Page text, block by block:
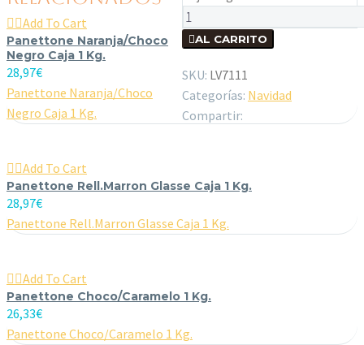
AL CARRITO
SKU: LV7111
Categorías: Navidad
Compartir:
Add To Cart
Panettone Naranja/Choco
Negro Caja 1 Kg.
28,97€
Panettone Naranja/Choco
Negro Caja 1 Kg.
Add To Cart
Panettone Rell.Marron Glasse Caja 1 Kg.
28,97€
Panettone Rell.Marron Glasse Caja 1 Kg.
Add To Cart
Panettone Choco/Caramelo 1 Kg.
26,33€
Panettone Choco/Caramelo 1 Kg.